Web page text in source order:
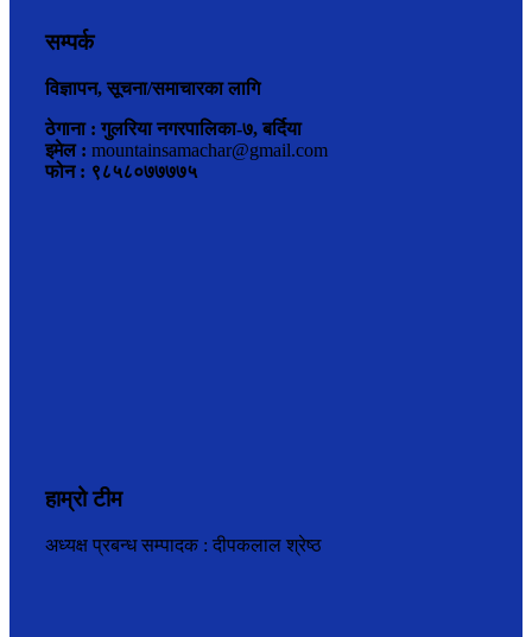
सम्पर्क
विज्ञापन, सूचना/समाचारका लागि
ठेगाना : गुलरिया नगरपालिका-७, बर्दिया
इमेल : mountainsamachar@gmail.com
फोन : ९८५८०७७७७५
हाम्रो टीम
अध्यक्ष प्रबन्ध सम्पादक : दीपकलाल श्रेष्ठ